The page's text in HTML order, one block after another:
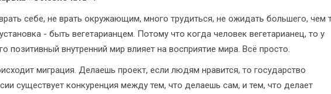
себе, не врать окружающим, много трудиться, не ожидать большего, чем
- быть вегетарианцем. Потому что когда человек вегетарианец, то у
позитивный внутренний мир влияет на восприятие мира. Всё просто.
миграция. Делаешь проект, если людям нравится, то государство
существует конкуренция между тем, что делаешь сам, и тем, что делает